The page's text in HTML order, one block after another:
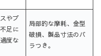
やプ
足に
度な
局部的な摩耗、金型
破損、製品寸法のバ
ラつき。